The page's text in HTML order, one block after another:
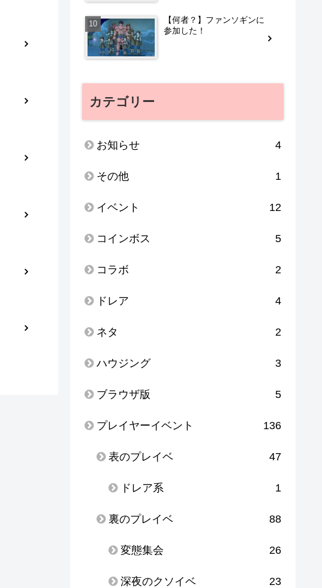
【何者？】ファンソギンに
参加した！
カテゴリー
お知らせ 4
その他 1
イベント 12
コインボス 5
コラボ 2
ドレア 4
ネタ 2
ハウジング 3
ブラウザ版 5
プレイヤーイベント 136
表のプレイベ 47
ドレア系 1
裏のプレイベ 88
変態集会 26
深夜のクソイベ 23